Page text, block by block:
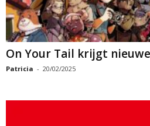
On Your Tail krijgt
Patricia - 20/02/2025